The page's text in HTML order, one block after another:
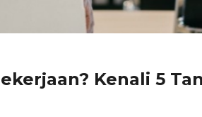
Kenali 5